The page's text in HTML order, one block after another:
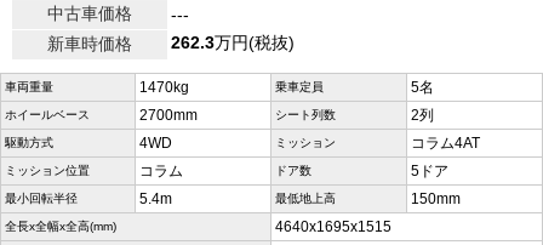
中古車価格
---
新車時価格
262.3万円(税抜)
車両重量 1470kg 乗車定員 5名
ホイールベース 2700mm シート列数 2列
駆動方式 4WD ミッション コラム4AT
ミッション位置 コラム ドア数 5ドア
最小回転半径 5.4m 最低地上高 150mm
全長x全幅x全高(mm) 4640x1695x1515